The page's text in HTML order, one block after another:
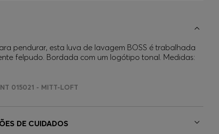
pendurar, esta luva de lavagem BOSS é trabalhada
felpudo. Bordada com um logótipo tonal. Medidas:
015021 - MITT-LOFT
DE CUIDADOS